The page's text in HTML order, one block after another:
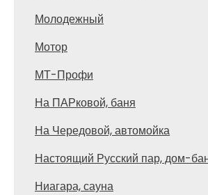
Молодежный
Мотор
МТ-Профи
На ПАРковой, баня
На Чередовой, автомойка
Настоящий Русский пар, дом-
Ниагара, сауна